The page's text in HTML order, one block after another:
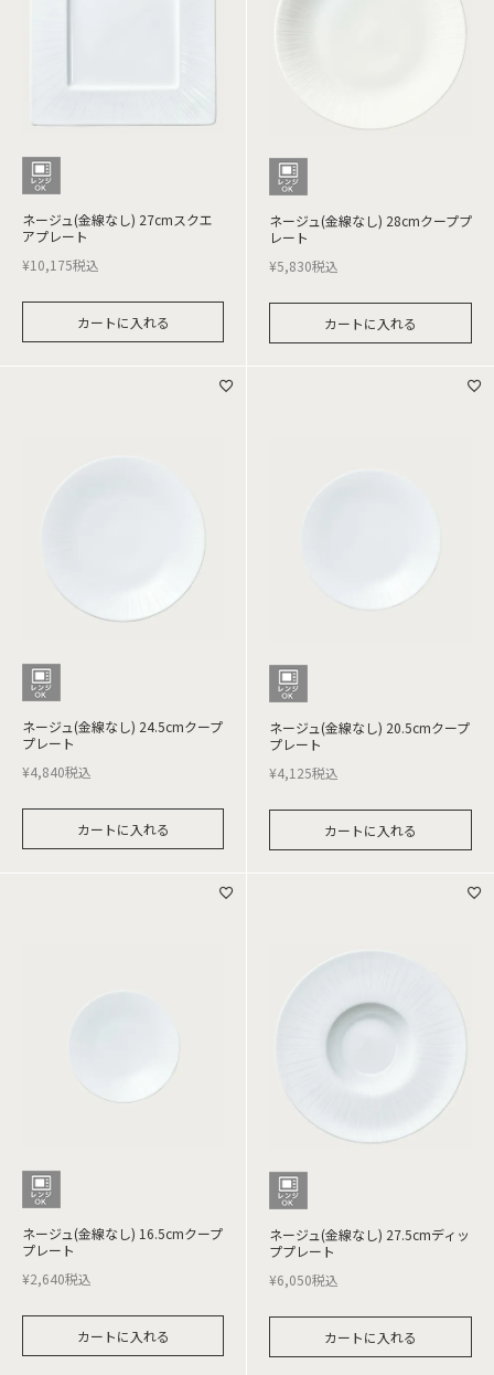
ネージュ(金線なし) 27cmスクエ
アプレート
¥10,175税込
カートに入れる
ネージュ(金線なし) 28cmクーププ
レート
¥5,830税込
カートに入れる
ネージュ(金線なし) 24.5cmクープ
プレート
¥4,840税込
カートに入れる
ネージュ(金線なし) 20.5cmクープ
プレート
¥4,125税込
カートに入れる
ネージュ(金線なし) 16.5cmクープ
プレート
¥2,640税込
カートに入れる
ネージュ(金線なし) 27.5cmディッ
ププレート
¥6,050税込
カートに入れる